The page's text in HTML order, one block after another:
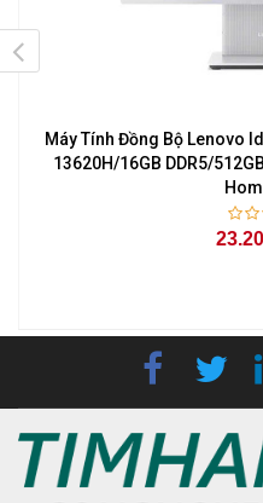
Máy Tính Đồng Bộ Lenovo
13620H/16GB DDR5/